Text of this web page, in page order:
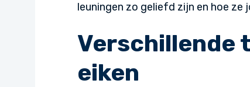
leuningen zo geliefd zijn en hoe
Verschillende
eiken